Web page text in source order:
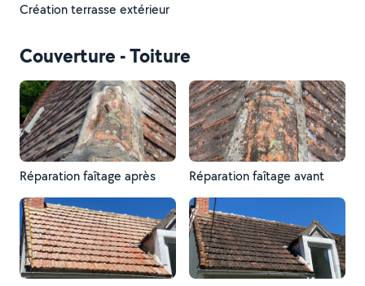
Création terrasse extérieur
Couverture - Toiture
Réparation faîtage après Réparation faîtage avant